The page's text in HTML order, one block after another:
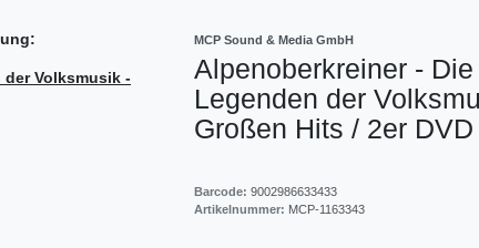
Volksmusik -
MCP Sound & Media GmbH
Alpenoberkreiner - Die
Legenden der
Großen Hits / 2er DVD
Barcode: 9002986633433
Artikelnummer: MCP-1163343